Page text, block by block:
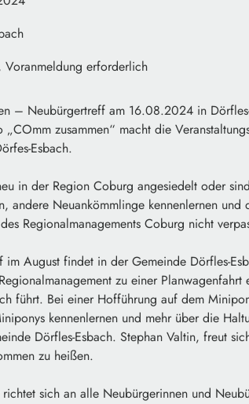
Voranmeldung erforderlich
– Neubürgertreff am 16.08.2024 in
„COmm zusammen“ macht die
Esbach.
in der Region Coburg angesiedelt oder
andere Neuankömmlinge kennenlernen
Regionalmanagements Coburg nicht
im August findet in der Gemeinde Dörfles-
zu einer
führt. Bei einer Hofführung auf dem
kennenlernen und mehr über die
Dörfles-Esbach. Stephan Valtin, freut
zu heißen.
sich an alle Neubürgerinnen und